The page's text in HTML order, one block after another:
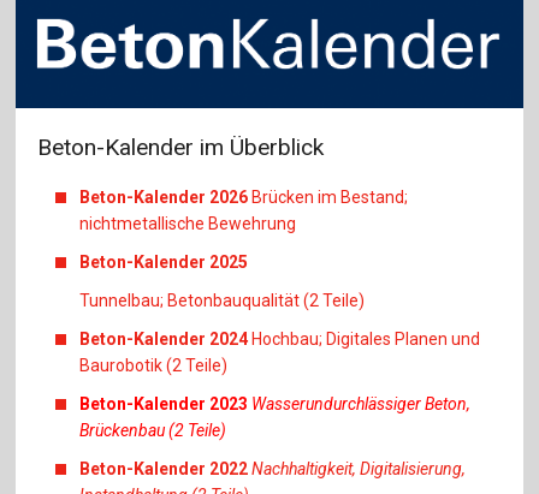
Beton-Kalender im Überblick
Beton-Kalender 2026 Brücken im Bestand;
nichtmetallische Bewehrung
Beton-Kalender 2025
Tunnelbau; Betonbauqualität (2 Teile)
Beton-Kalender 2024 Hochbau; Digitales Planen und
Baurobotik (2 Teile)
Beton-Kalender 2023 Wasserundurchlässiger Beton,
Brückenbau (2 Teile)
Beton-Kalender 2022Nachhaltigkeit, Digitalisierung,